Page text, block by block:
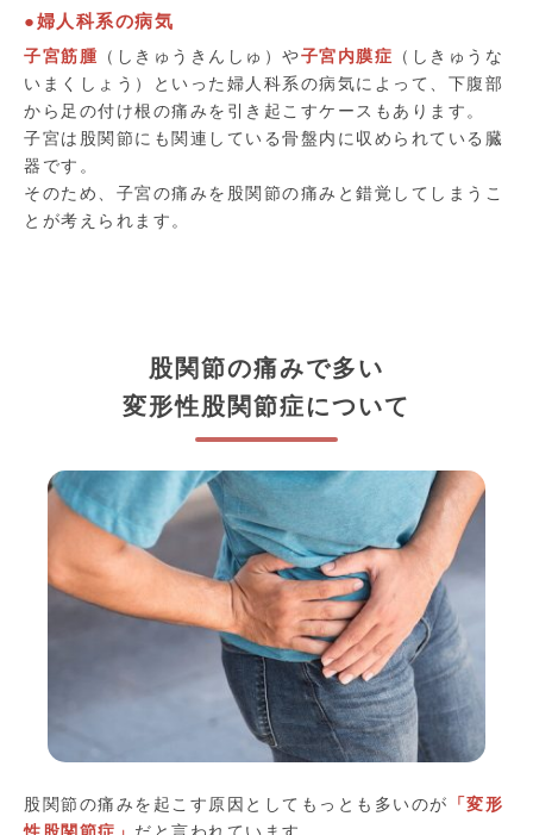
●婦人科系の病気
子宮筋腫 （しきゅうきんしゅ）や子宮内膜症 （しきゅうな
いまくしょう）といった婦人科系の病気によって、下腹部
から足の付け根の痛みを引き起こすケースもあります。
子宮は股関節にも関連している骨盤内に収められている臓
器です。
そのため、子宮の痛みを股関節の痛みと錯覚してしまうこ
とが考えられます。
股関節の痛みで多い
変形性股関節症について
股関節の痛みを起こす原因としてもっとも多いのが 「変形